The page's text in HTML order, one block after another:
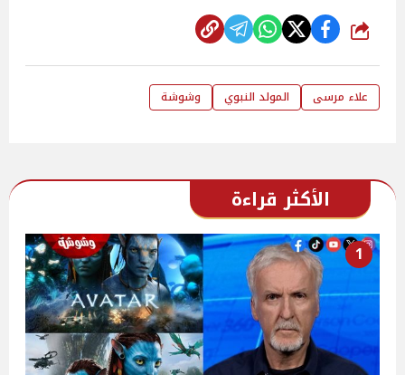
شارك
علاء مرسى المولد النبوي وشوشة
الأكثر قراءة
1